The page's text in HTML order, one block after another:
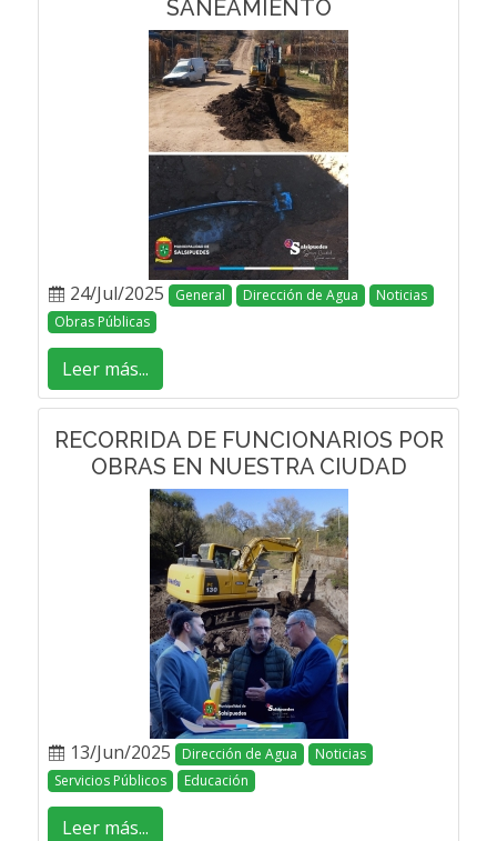
SANEAMIENTO
24/Jul/2025 General Dirección de Agua
Noticias
Obras Públicas
Leer más...
RECORRIDA DE FUNCIONARIOS POR
OBRAS EN NUESTRA CIUDAD
13/Jun/2025 Dirección de Agua
Noticias
Servicios Públicos
Educación
Leer más...